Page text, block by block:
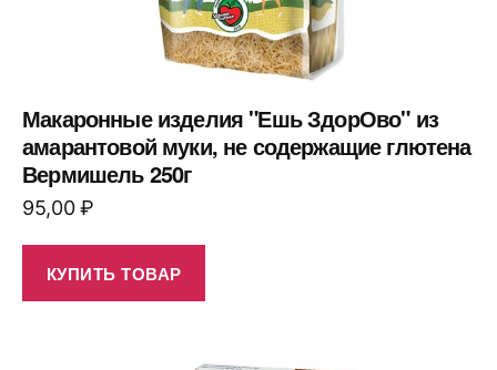
Макаронные изделия "Ешь ЗдорОво" из
амарантовой муки, не содержащие глютена
Вермишель 250г
95,00₽
КУПИТЬ ТОВАР